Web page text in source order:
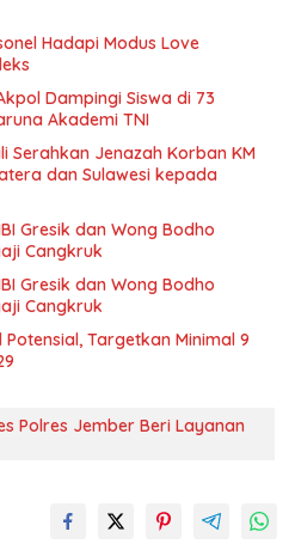
Hadapi Modus Love
Dampingi Siswa di 73
Akademi TNI
Serahkan Jenazah Korban KM
dan Sulawesi kepada
Gresik dan Wong Bodho
Cangkruk
Gresik dan Wong Bodho
Cangkruk
Targetkan Minimal 9
Polres Jember Beri Layanan